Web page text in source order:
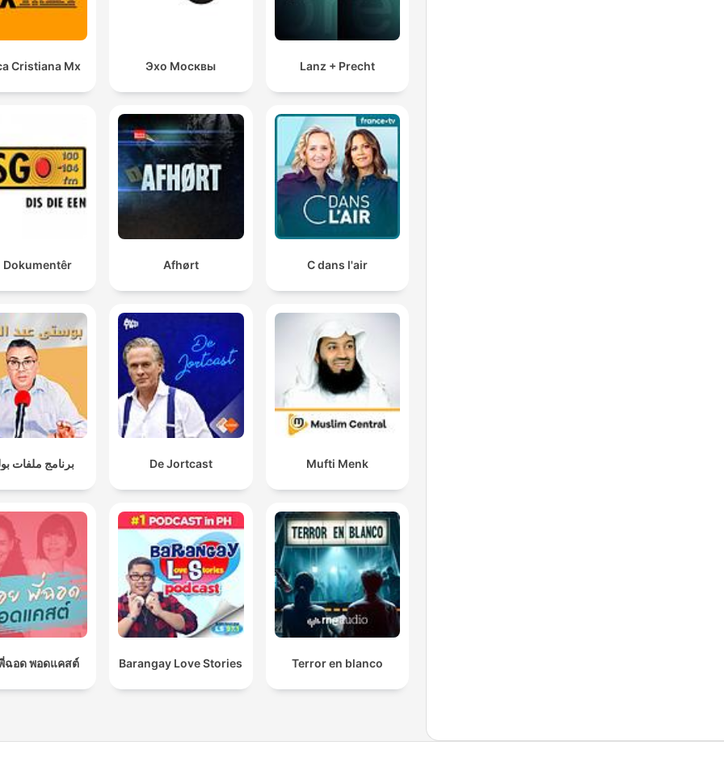
Cristiana Mx Эхо Москвы Lanz + Precht
Dokumentêr Afhørt C dans l'air
برنامج ملفات De Jortcast Mufti Menk
ฉอด พอดแคสต์ Barangay Love Stories Terror en blanco